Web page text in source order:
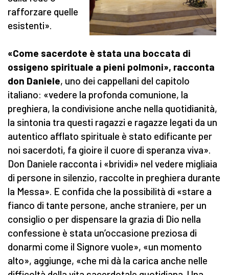
rafforzare quelle
esistenti».
«Come sacerdote è stata una boccata di
ossigeno spirituale a pieni polmoni», racconta
don Daniele, uno dei cappellani del capitolo
italiano: «vedere la profonda comunione, la
preghiera, la condivisione anche nella quotidianità,
la sintonia tra questi ragazzi e ragazze legati da un
autentico afflato spirituale è stato edificante per
noi sacerdoti, fa gioire il cuore di speranza viva».
Don Daniele racconta i «brividi» nel vedere migliaia
di persone in silenzio, raccolte in preghiera durante
la Messa». E confida che la possibilità di «stare a
fianco di tante persone, anche straniere, per un
consiglio o per dispensare la grazia di Dio nella
confessione è stata un’occasione preziosa di
donarmi come il Signore vuole», «un momento
alto», aggiunge, «che mi dà la carica anche nelle